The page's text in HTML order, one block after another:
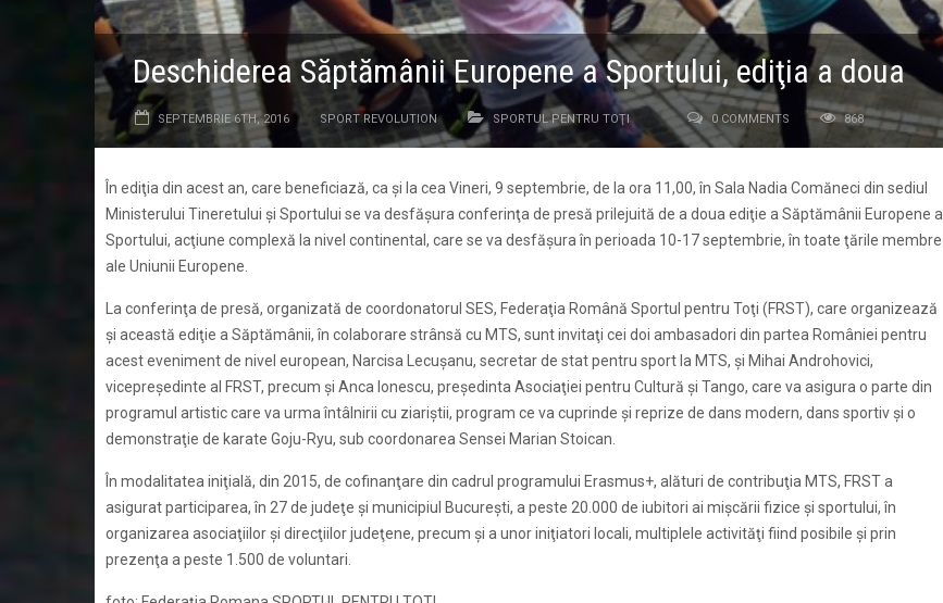
Deschiderea Săptămânii Europene a Sportului, ediţia a doua
SEPTEMBRIE 6TH, 2016 SPORT REVOLUTION SPORTUL PENTRU TOŢI 0 COMMENTS 868
În ediţia din acest an, care beneficiază, ca şi la cea Vineri, 9 septembrie, de la ora 11,00, în Sala Nadia Comăneci din sediul
Ministerului Tineretului şi Sportului se va desfăşura conferinţa de presă prilejuită de a doua ediţie a Săptămânii Europene a
Sportului, acţiune complexă la nivel continental, care se va desfăşura în perioada 10-17 septembrie, în toate ţările membre
ale Uniunii Europene.
La conferinţa de presă, organizată de coordonatorul SES, Federaţia Română Sportul pentru Toţi (FRST), care organizează
şi această ediţie a Săptămânii, în colaborare strânsă cu MTS, sunt invitaţi cei doi ambasadori din partea României pentru
acest eveniment de nivel european, Narcisa Lecuşanu, secretar de stat pentru sport la MTS, şi Mihai Androhovici,
vicepreşedinte al FRST, precum şi Anca Ionescu, preşedinta Asociaţiei pentru Cultură şi Tango, care va asigura o parte din
programul artistic care va urma întâlnirii cu ziariştii, program ce va cuprinde şi reprize de dans modern, dans sportiv şi o
demonstraţie de karate Goju-Ryu, sub coordonarea Sensei Marian Stoican.
În modalitatea iniţială, din 2015, de cofinanţare din cadrul programului Erasmus+, alături de contribuţia MTS, FRST a
asigurat participarea, în 27 de judeţe şi municipiul Bucureşti, a peste 20.000 de iubitori ai mişcării fizice şi sportului, în
organizarea asociaţiilor şi direcţiilor judeţene, precum şi a unor iniţiatori locali, multiplele activităţi fiind posibile şi prin
prezenţa a peste 1.500 de voluntari.